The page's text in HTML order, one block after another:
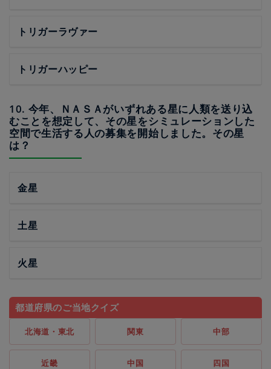
トリガーラヴァー
トリガーハッピー
10. 今年、ＮＡＳＡがいずれある星に人類を送り込
むことを想定して、その星をシミュレーションした
空間で生活する人の募集を開始しました。その星
は？
金星
土星
火星
都道府県のご当地クイズ
北海道・東北 関東 中部
近畿 中国 四国